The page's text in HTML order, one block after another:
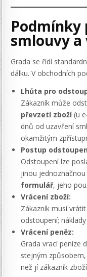
Podmínky
smlouvy a
Grada se řídí
dálku. V obchodních
Lhůta pro
Zákazník může
převzetí zboží(u
dnů od uzavření
okamžitým
Postup
Odstoupení lze
jinou
formulář, jeho
Vrácení zboží:
Zákazník musí
odstoupení;
Vrácení peněz:
Grada vrací peníze
stejným
než jí zákazník